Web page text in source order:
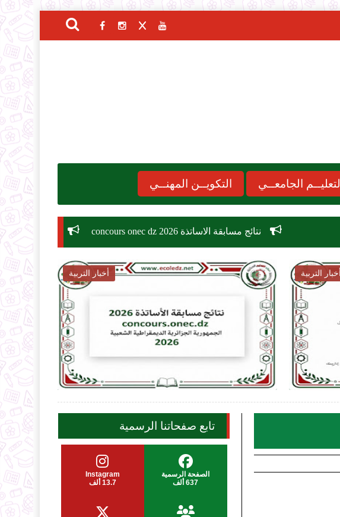
التعليــم الجامعــي التكويــن المهنــي
نتائج مسابقة الاساتذة 2026 concours onec dz موعد الدخول المدرسي 2026-2027
2026-08-06
ecoledz.net
أخبار التربية
2026-07-31
ecoledz.net

تابع صفحاتنا الرسمية
الصفحة الرسمية
637 ألف
Instagram
13.7 ألف